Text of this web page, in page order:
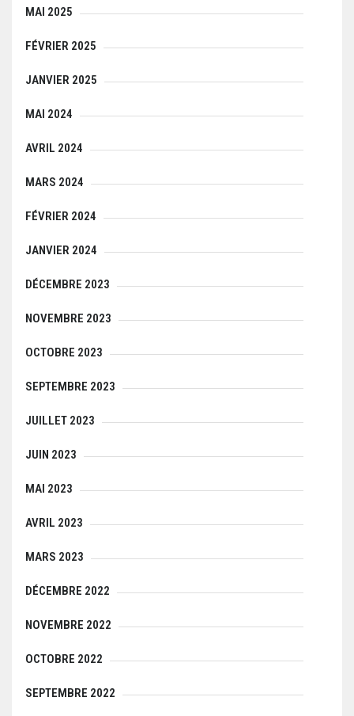
MAI 2025
FÉVRIER 2025
JANVIER 2025
MAI 2024
AVRIL 2024
MARS 2024
FÉVRIER 2024
JANVIER 2024
DÉCEMBRE 2023
NOVEMBRE 2023
OCTOBRE 2023
SEPTEMBRE 2023
JUILLET 2023
JUIN 2023
MAI 2023
AVRIL 2023
MARS 2023
DÉCEMBRE 2022
NOVEMBRE 2022
OCTOBRE 2022
SEPTEMBRE 2022